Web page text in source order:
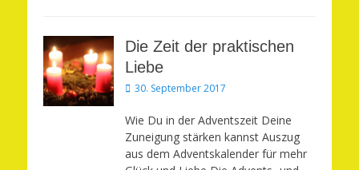
Die Zeit der praktischen
Liebe
Veröffentlicht
30. September 2017
Wie Du in der Adventszeit Deine
Zuneigung stärken kannst Auszug
aus dem Adventskalender für mehr